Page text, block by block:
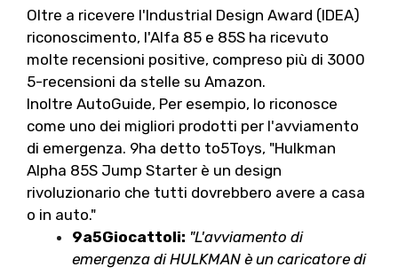
Oltre a ricevere l'Industrial Design Award (IDEA)
riconoscimento, l'Alfa 85 e 85S ha ricevuto
molte recensioni positive, compreso più di 3000
5-recensioni da stelle su Amazon.
Inoltre AutoGuide, Per esempio, lo riconosce
come uno dei migliori prodotti per l'avviamento
di emergenza. 9ha detto to5Toys, "Hulkman
Alpha 85S Jump Starter è un design
rivoluzionario che tutti dovrebbero avere a casa
o in auto."
9a5Giocattoli: "L'avviamento di
emergenza di HULKMAN è un caricatore di